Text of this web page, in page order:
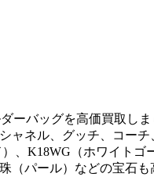
ーバッグを高価買取しま
ャネル、グッチ、コー
、K18WG（ホワイトゴ
（パール）などの宝石も